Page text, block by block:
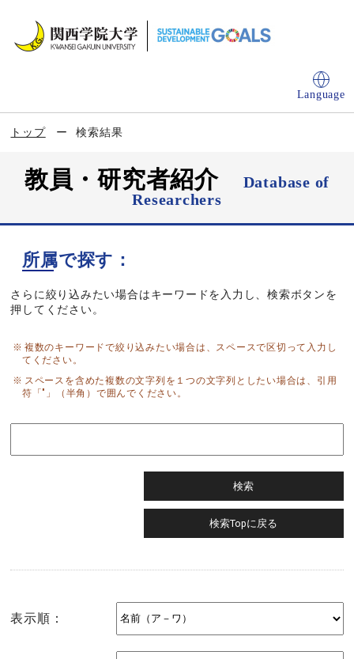
Language
トップ 検索結果
教員・研究者紹介
Database of
Researchers
所属で探す：
さらに絞り込みたい場合はキーワードを入力し、検索ボタンを
押してください。
複数のキーワードで絞り込みたい場合は、スペースで区切って入力し
てください。
スペースを含めた複数の文字列を１つの文字列としたい場合は、引用
符「"」（半角）で囲んでください。
表示順：